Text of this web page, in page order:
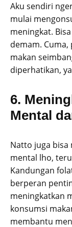
Aku sendiri
mulai
meningkat.
demam.
makan
diperhatikan,
6.
Mental
Natto juga bisa
mental lho,
Kandungan
berperan
meningkatkan
konsumsi
membantu